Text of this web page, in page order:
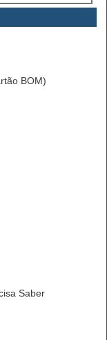
BOM)
Saber